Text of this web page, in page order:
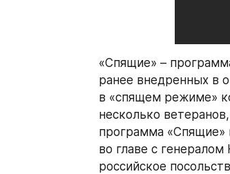
«Спящие» –
ранее внедренных в
в «спящем режиме»
несколько
программа «Спящие»
во главе с
российское